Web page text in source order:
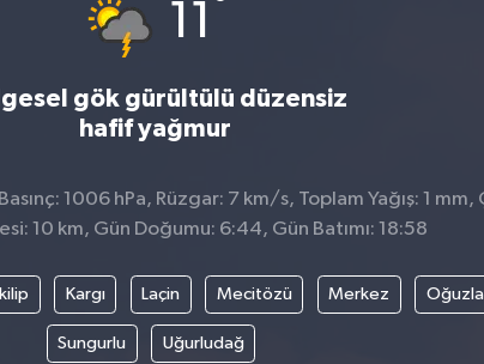
11
gök gürültülü düzensiz
hafif yağmur
1006 hPa, Rüzgar: 7 km/s, Toplam Yağış: 1 mm,
10 km, Gün Doğumu: 6:44, Gün Batımı: 18:58
Kargı Laçin Mecitözü Merkez
Sungurlu Uğurludağ